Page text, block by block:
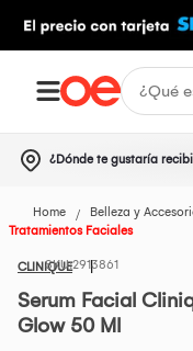
¿Dónde te gustaría
Home Belleza y
Tratamientos Faciales
CLINIQUE2913861
Serum Facial
Glow 50 Ml